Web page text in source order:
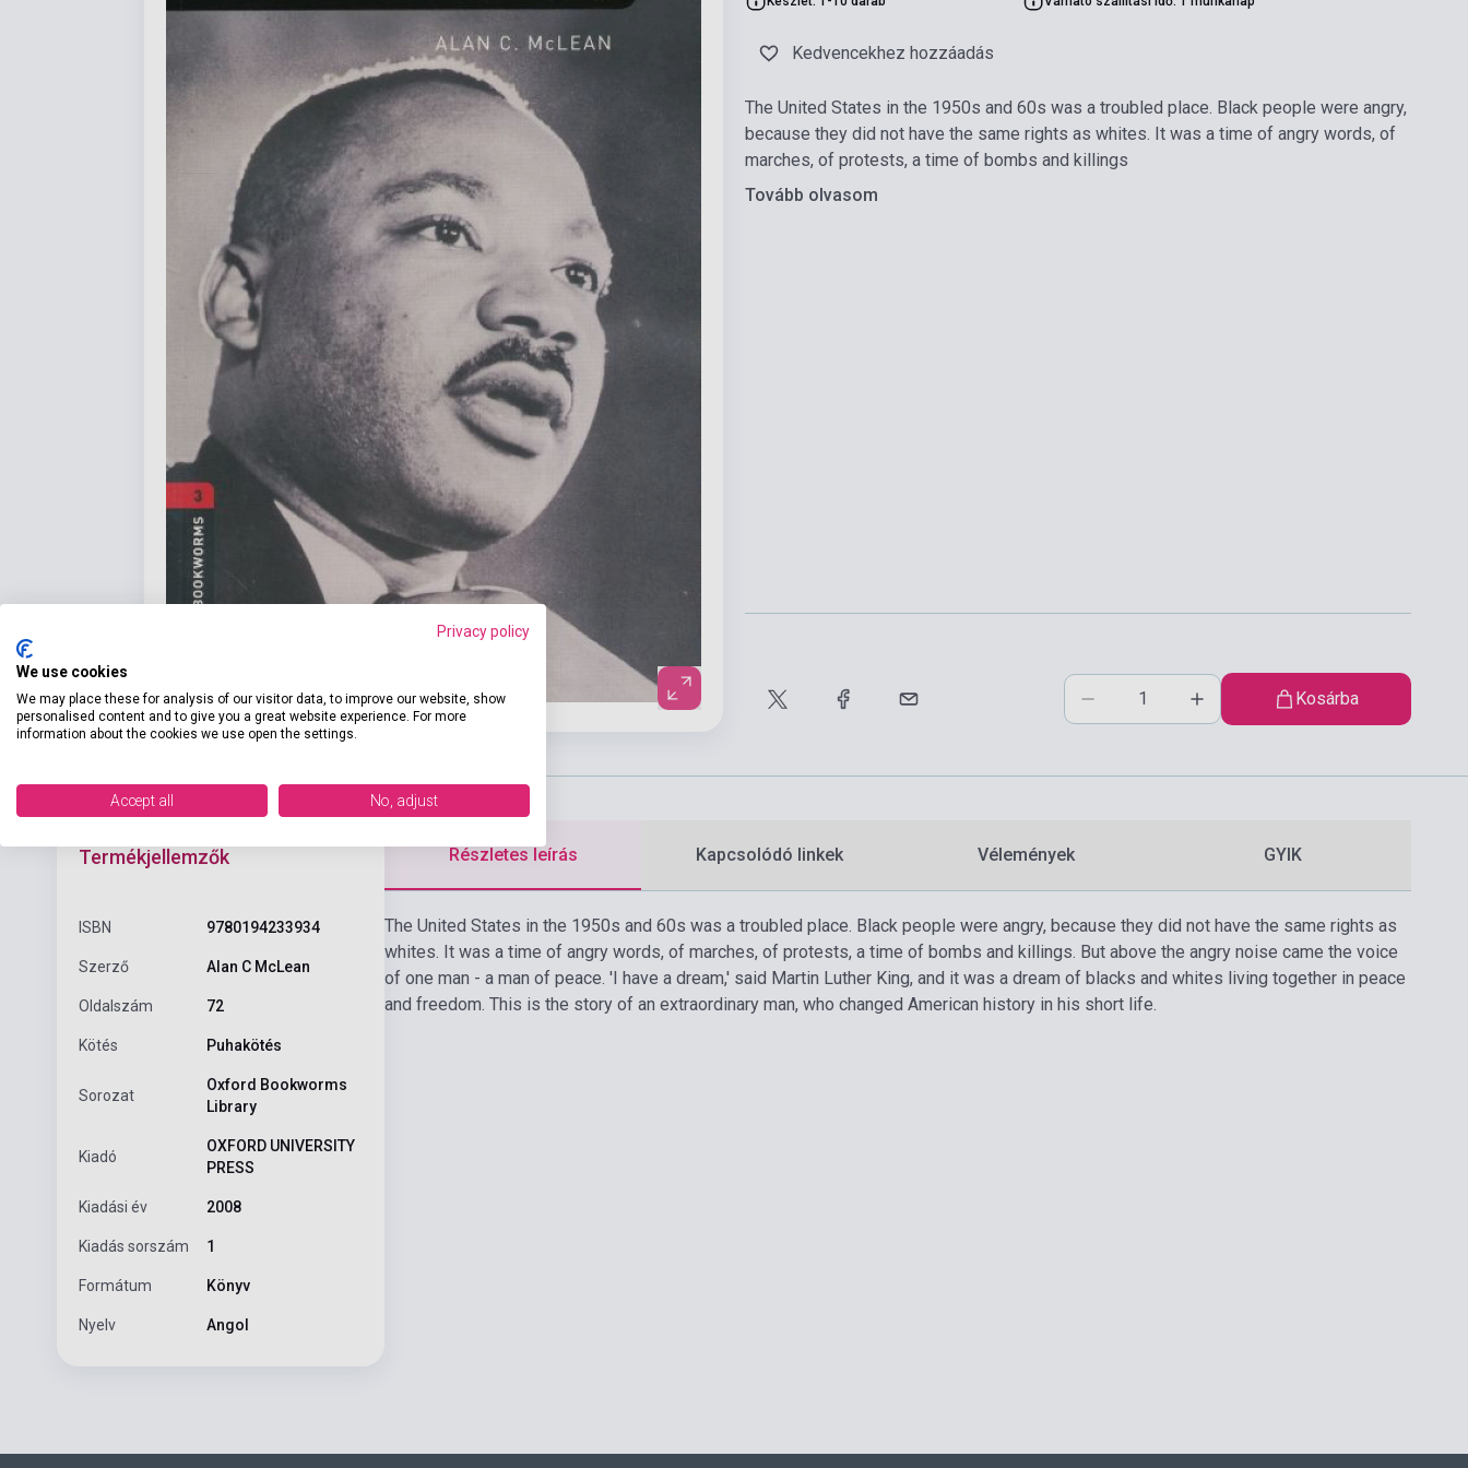
Kedvencekhez hozzáadás
The United States in the 1950s and 60s was a troubled place. Black people were angry,
because they did not have the same rights as whites. It was a time of angry words, of
marches, of protests, a time of bombs and killings
Tovább olvasom
Kosárba
Termékjellemzők
ISBN 9780194233934
Szerző Alan C McLean
Oldalszám 72
Kötés Puhakötés
Sorozat
Oxford Bookworms
Library
Kiadó
OXFORD UNIVERSITY
PRESS
Kiadási év 2008
Kiadás sorszám 1
Formátum Könyv
Nyelv Angol
Részletes leírás Kapcsolódó linkek Vélemények GYIK
The United States in the 1950s and 60s was a troubled place. Black people were angry, because they did not have the same rights as
whites. It was a time of angry words, of marches, of protests, a time of bombs and killings. But above the angry noise came the voice
of one man - a man of peace. 'I have a dream,' said Martin Luther King, and it was a dream of blacks and whites living together in peace
and freedom. This is the story of an extraordinary man, who changed American history in his short life.
Privacy policy
We use cookies
We may place these for analysis of our visitor data, to improve our website, show
personalised content and to give you a great website experience. For more
information about the cookies we use open the settings.
Accept all No, adjust